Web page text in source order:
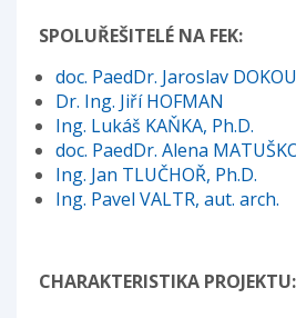
SPOLUŘEŠITELÉ NA FEK:
doc. PaedDr. Jaroslav
Dr. Ing. Jiří HOFMAN
Ing. Lukáš KAŇKA, Ph.D.
doc. PaedDr. Alena
Ing. Jan TLUČHOŘ, Ph.D.
Ing. Pavel VALTR, aut. arch.
CHARAKTERISTIKA PROJEKTU: